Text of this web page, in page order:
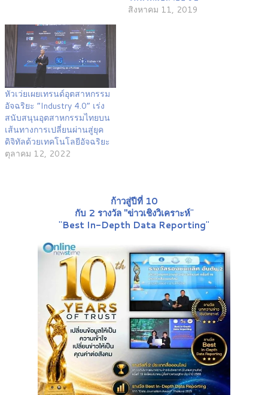
สิงหาคม 11, 2019
หัวเว่ยเผยเทรนด์อุตสาหกรรม
อัจฉริยะ “Industry 4.0” เร่ง
สนับสนุนอุตสาหกรรมไทยบน
เส้นทางการเปลี่ยนผ่านสู่ยุค
ดิจิทัลด้วยเทคโนโลยีอัจฉริยะ
ตุลาคม 12, 2022
ก้าวสู่ปีที่ 10
กับ 2 รางวัล "ข่าวเชิงวิเคราะห์"
"Best In-Depth Data Reporting"